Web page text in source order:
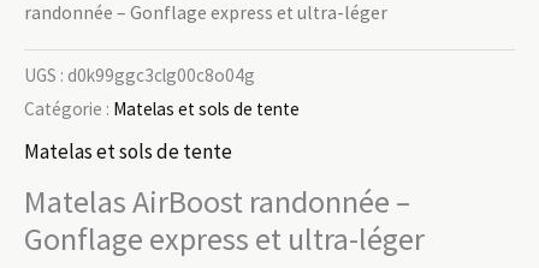
randonnée – Gonflage express et ultra-léger
UGS : d0k99ggc3clg00c8o04g
Catégorie : Matelas et sols de tente
Matelas et sols de tente
Matelas AirBoost randonnée –
Gonflage express et ultra-léger